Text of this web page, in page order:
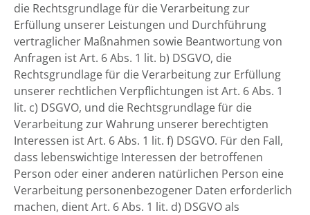
die Rechtsgrundlage für die Verarbeitung zur
Erfüllung unserer Leistungen und Durchführung
vertraglicher Maßnahmen sowie Beantwortung von
Anfragen ist Art. 6 Abs. 1 lit. b) DSGVO, die
Rechtsgrundlage für die Verarbeitung zur Erfüllung
unserer rechtlichen Verpflichtungen ist Art. 6 Abs. 1
lit. c) DSGVO, und die Rechtsgrundlage für die
Verarbeitung zur Wahrung unserer berechtigten
Interessen ist Art. 6 Abs. 1 lit. f) DSGVO. Für den Fall,
dass lebenswichtige Interessen der betroffenen
Person oder einer anderen natürlichen Person eine
Verarbeitung personenbezogener Daten erforderlich
machen, dient Art. 6 Abs. 1 lit. d) DSGVO als